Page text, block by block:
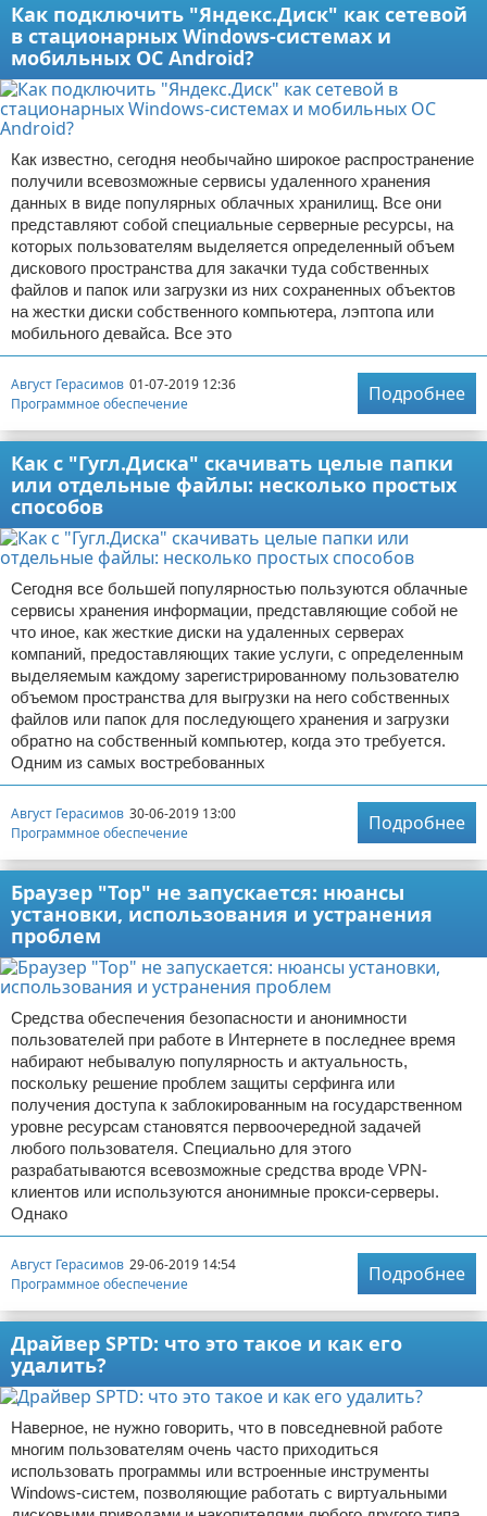
Как подключить "Яндекс.Диск" как сетевой
в стационарных Windows-системах и
мобильных ОС Android?
Как известно, сегодня необычайно широкое распространение
получили всевозможные сервисы удаленного хранения
данных в виде популярных облачных хранилищ. Все они
представляют собой специальные серверные ресурсы, на
которых пользователям выделяется определенный объем
дискового пространства для закачки туда собственных
файлов и папок или загрузки из них сохраненных объектов
на жестки диски собственного компьютера, лэптопа или
мобильного девайса. Все это
Август Герасимов 01-07-2019 12:36
Программное обеспечение
Подробнее
Как с "Гугл.Диска" скачивать целые папки
или отдельные файлы: несколько простых
способов
Сегодня все большей популярностью пользуются облачные
сервисы хранения информации, представляющие собой не
что иное, как жесткие диски на удаленных серверах
компаний, предоставляющих такие услуги, с определенным
выделяемым каждому зарегистрированному пользователю
объемом пространства для выгрузки на него собственных
файлов или папок для последующего хранения и загрузки
обратно на собственный компьютер, когда это требуется.
Одним из самых востребованных
Август Герасимов 30-06-2019 13:00
Программное обеспечение
Подробнее
Браузер "Тор" не запускается: нюансы
установки, использования и устранения
проблем
Средства обеспечения безопасности и анонимности
пользователей при работе в Интернете в последнее время
набирают небывалую популярность и актуальность,
поскольку решение проблем защиты серфинга или
получения доступа к заблокированным на государственном
уровне ресурсам становятся первоочередной задачей
любого пользователя. Специально для этого
разрабатываются всевозможные средства вроде VPN-
клиентов или используются анонимные прокси-серверы.
Однако
Август Герасимов 29-06-2019 14:54
Программное обеспечение
Подробнее
Драйвер SPTD: что это такое и как его
удалить?
Наверное, не нужно говорить, что в повседневной работе
многим пользователям очень часто приходиться
использовать программы или встроенные инструменты
Windows-систем, позволяющие работать с виртуальными